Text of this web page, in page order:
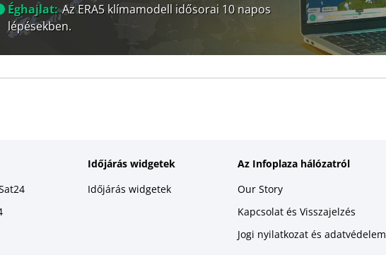
Éghajlat: Az ERA5 klímamodell idősorai 10 napos
lépésekben.
Időjárás widgetek
Időjárás widgetek
Az Infoplaza hálózatról
Our Story
Kapcsolat és Visszajelzés
Jogi nyilatkozat és adatvédelem